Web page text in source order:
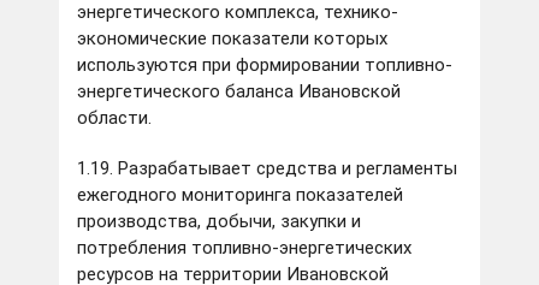
энергетического комплекса, технико-
экономические показатели которых
используются при формировании топливно-
энергетического баланса Ивановской
области.
1.19. Разрабатывает средства и регламенты
ежегодного мониторинга показателей
производства, добычи, закупки и
потребления топливно-энергетических
ресурсов на территории Ивановской